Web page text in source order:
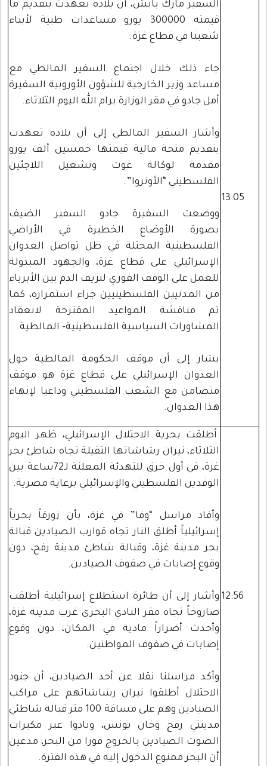
13:05
السفير مارك باتش، أن بلاده تعهدت بتقديم ما
قيمته 300000 يورو مساعدات طبية لأبناء
شعبنا في قطاع غزة.
جاء ذلك خلال اجتماع السفير المالطي مع
مساعد وزير الخارجية للشؤون الأوروبية السفيرة
أمل جادو في مقر الوزارة برام الله اليوم الثلاثاء.
وأشار السفير المالطي إلى أن بلاده تعهدت
بتقديم منحة مالية قيمتها خمسين ألف يورو
مقدمة لوكالة غوث وتشغيل اللاجئين
الفلسطيني “الأونروا”.
ووضعت السفيرة جادو السفير الضيف
بصورة الأوضاع الخطيرة في الأراضي
الفلسطينية المحتلة في ظل تواصل العدوان
الإسرائيلي على قطاع غزة، والجهود المبذولة
للعمل على الوقف الفوري لنزيف الدم بين الأبرياء
من المدنيين الفلسطينيين جراء استمراره، كما
تم مناقشة المواعيد المقترحة لانعقاد
المشاورات السياسية الفلسطينية- المالطية.
يشار إلى أن موقف الحكومة المالطية حول
العدوان الإسرائيلي على قطاع غزة هو موقف
متضامن مع الشعب الفلسطيني وداعيا لإنهاء
هذا العدوان.
12:56
أطلقت بحرية الاحتلال الإسرائيلي، ظهر اليوم
الثلاثاء، نيران رشاشاتها الثقيلة تجاه شاطئ بحر
غزة، في أول خرق للتهدئة المعلنة لـ72ساعة بين
الوفدين الفلسطيني والإسرائيلي برعاية مصرية.
وأفاد مراسل “وفا” في غزة، بأن زورقاً بحرياً
إسرائيلياً أطلق النار تجاه قوارب الصيادين قبالة
بحر مدينة غزة، وقبالة شاطئ مدينة رفح، دون
وقوع إصابات في صفوف الصيادين.
وأشار إلى أن طائرة استطلاع إسرائيلية أطلقت
صاروخاً تجاه مقر النادي البحري غرب مدينة غزة،
وأحدث أضراراً مادية في المكان، دون وقوع
إصابات في صفوف المواطنين.
وأكد مراسلنا نقلا عن أحد الصيادين، أن جنود
الاحتلال أطلقوا نيران رشاشاتهم على مراكب
الصيادين وهم على مسافة 100 متر قباله شاطئي
مدينتي رفح وخان يونس، ونادوا عبر مكبرات
الصوت الصيادين بالخروج فورا من البحر، مدعين
أن البحر ممنوع الدخول إليه في هذه الفترة.